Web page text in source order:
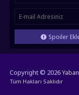
Spoiler
Copyright © 2026
Tüm Hakları Saklıdır